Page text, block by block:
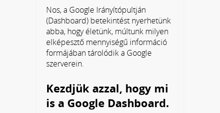
Nos, a Google Irányítópultján
(Dashboard) betekintést nyerhetünk
abba, hogy életünk, múltunk milyen
elképesztő mennyiségű információ
formájában tárolódik a Google
szerverein.
Kezdjük azzal, hogy mi
is a Google Dashboard.